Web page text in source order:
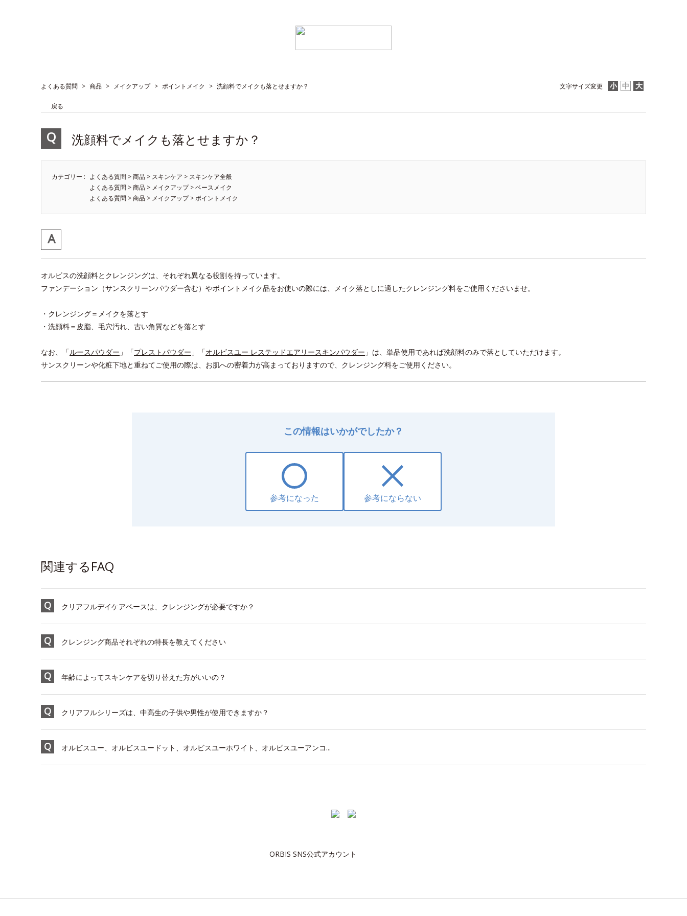
文字サイズ変更
よくある質問 > 商品 > メイクアップ > ポイントメイク > 洗顔料でメイクも落とせますか？
戻る
洗顔料でメイクも落とせますか？
カテゴリー : よくある質問 >商品 > スキンケア > スキンケア全般
よくある質問 >商品 > メイクアップ>ベースメイク
よくある質問 >商品 > メイクアップ>ポイントメイク
オルビスの洗顔料とクレンジングは、それぞれ異なる役割を持っています。
ファンデーション（サンスクリーンパウダー含む）やポイントメイク品をお使いの際には、メイク落としに適したクレンジング料をご使用くださいませ。
・クレンジング＝メイクを落とす
・洗顔料＝皮脂、毛穴汚れ、古い角質などを落とす
なお、「ルースパウダー 」「プレストパウダー 」「オルビスユー レステッドエアリースキンパウダー 」は、単品使用であれば洗顔料のみで落としていただけます。
サンスクリーンや化粧下地と重ねてご使用の際は、お肌への密着力が高まっておりますので、クレンジング料をご使用ください。
この情報はいかがでしたか？
参考になった 参考にならない
関連するFAQ
クリアフルデイケアベースは、クレンジングが必要ですか？
クレンジング商品それぞれの特長を教えてください
年齢によってスキンケアを切り替えた方がいいの？
クリアフルシリーズは、中高生の子供や男性が使用できますか？
オルビスユー、オルビスユードット、オルビスユーホワイト、オルビスユーアンコ...
ORBIS SNS公式アカウント